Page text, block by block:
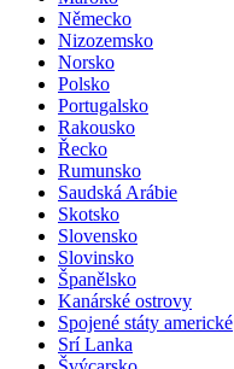
Německo
Nizozemsko
Norsko
Polsko
Portugalsko
Rakousko
Řecko
Rumunsko
Saudská Arábie
Skotsko
Slovensko
Slovinsko
Španělsko
Kanárské ostrovy
Spojené státy americké
Srí Lanka